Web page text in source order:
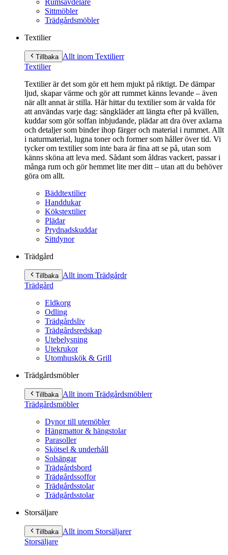
Rumsavdelare
Sittmöbler
Trädgårdsmöbler
Textilier
Tillbaka Allt inom Textilierr
Textilier
Textilier är det som gör ett hem mjukt på riktigt. De dämpar
ljud, skapar värme och gör att rummet känns levande – även
när allt annat är stilla. Här hittar du textilier som är valda för
att användas varje dag: sängkläder att längta efter på kvällen,
kuddar som gör soffan inbjudande, plädar att dra över axlarna
och detaljer som binder ihop färger och material i rummet. Allt
i naturmaterial, lugna toner och former som håller över tid. Vi
tycker om textilier som inte bara är fina att se på, utan som
känns sköna att leva med. Sådant som åldras vackert, passar i
många rum och gör hemmet lite mer ditt – utan att du behöver
göra om allt.
Bäddtextilier
Handdukar
Kökstextilier
Plädar
Prydnadskuddar
Sittdynor
Trädgård
Tillbaka Allt inom Trädgårdr
Trädgård
Eldkorg
Odling
Trädgårdsliv
Trädgårdsredskap
Utebelysning
Utekrukor
Utomhuskök & Grill
Trädgårdsmöbler
Tillbaka Allt inom Trädgårdsmöblerr
Trädgårdsmöbler
Dynor till utemöbler
Hängmattor & hängstolar
Parasoller
Skötsel & underhåll
Solsängar
Trädgårdsbord
Trädgårdssoffor
Trädgårdsstolar
Trädgårdsstolar
Storsäljare
Tillbaka Allt inom Storsäljarer
Storsäljare